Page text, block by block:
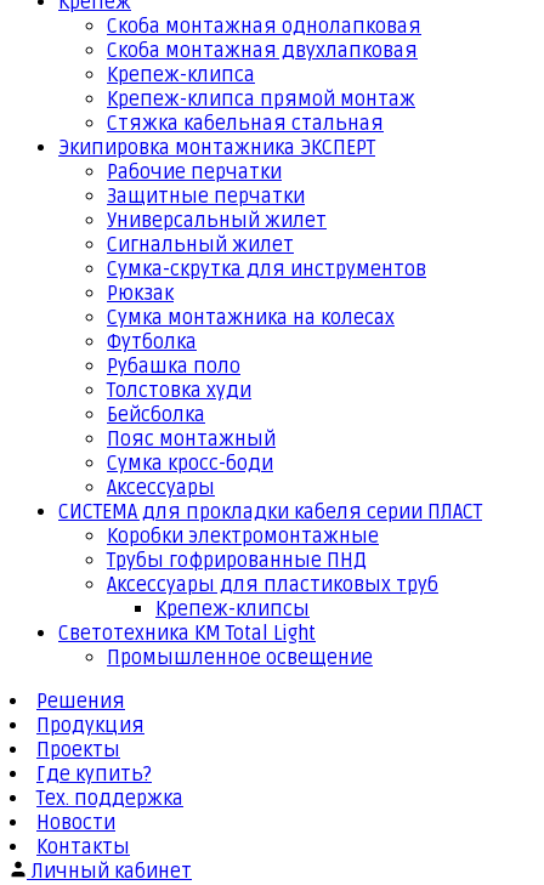
Скоба монтажная однолапковая
Скоба монтажная двухлапковая
Крепеж-клипса
Крепеж-клипса прямой монтаж
Стяжка кабельная стальная
Экипировка монтажника ЭКСПЕРТ
Рабочие перчатки
Защитные перчатки
Универсальный жилет
Сигнальный жилет
Сумка-скрутка для инструментов
Рюкзак
Сумка монтажника на колесах
Футболка
Рубашка поло
Толстовка худи
Бейсболка
Пояс монтажный
Сумка кросс-боди
Аксессуары
СИСТЕМА для прокладки кабеля серии ПЛАСТ
Коробки электромонтажные
Трубы гофрированные ПНД
Аксессуары для пластиковых труб
Крепеж-клипсы
Светотехника КМ Total Light
Промышленное освещение
Решения
Продукция
Проекты
Где купить?
Тех. поддержка
Новости
Контакты
Личный кабинет